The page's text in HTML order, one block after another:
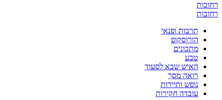
תרבות ופנאי
הורוסקופ
מתכונים
טבע
האיש שבא לסעוד
רואה מסך
נופש ותיירות
עובדה חקירות